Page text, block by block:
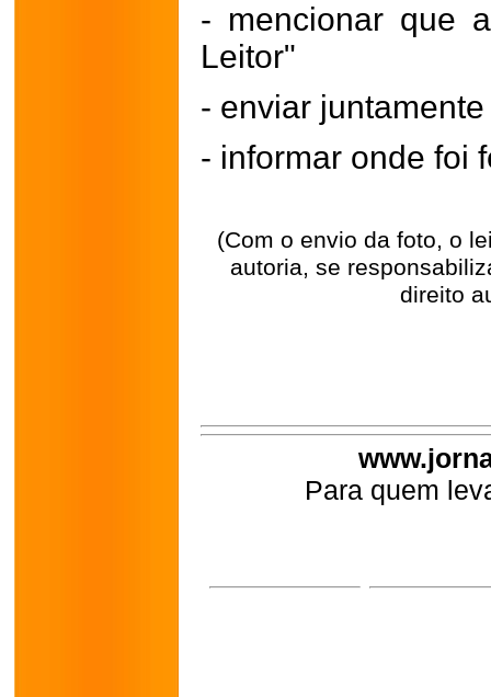
- mencionar que
Leitor"
- enviar
- informar onde foi
(Com o envio da foto, o
autoria, se
direito
Para quem